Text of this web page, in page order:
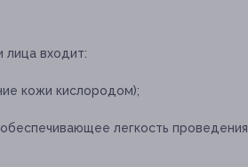
лица входит:
кожи кислородом);
легкость проведения